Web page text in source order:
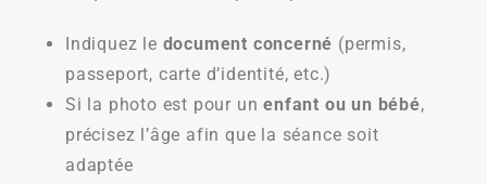
Indiquez le document concerné (permis,
passeport, carte d’identité, etc.)
Si la photo est pour unenfant ou un bébé,
précisez l’âge afin que la séance soit
adaptée